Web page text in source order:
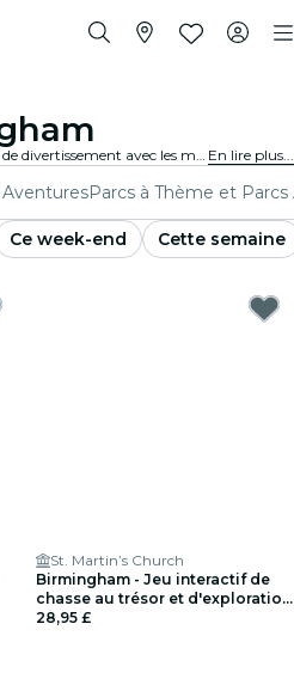
Plonge dans un monde de plaisir et de divertissement avec les meilleurs jeux de Birmingham. Des jeux de société aux expériences de réalité virtuelle, il y en a pour tous les goûts. En lire plus...
Parcs à Thème et
Ce week-end
Cette semaine
St. Martin’s Church
Birmingham - Jeu interactif de
chasse au trésor et d'exploration
pour un maximum de 5
28,95 £